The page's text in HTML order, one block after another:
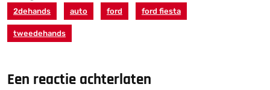
2dehands auto ford ford fiesta
tweedehands
Een reactie achterlaten